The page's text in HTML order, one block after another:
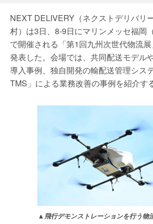
NEXT DELIVERY（ネクストデリバリ
村）は3日、8-9日にマリンメッセ福岡
で開催される「第1回九州次世代物流
発表した。会場では、共同配送モデル
導入事例、独自開発の輸配送管理シス
TMS」による業務改善の事例を紹介する
▲飛行デモンストレーションを行う物